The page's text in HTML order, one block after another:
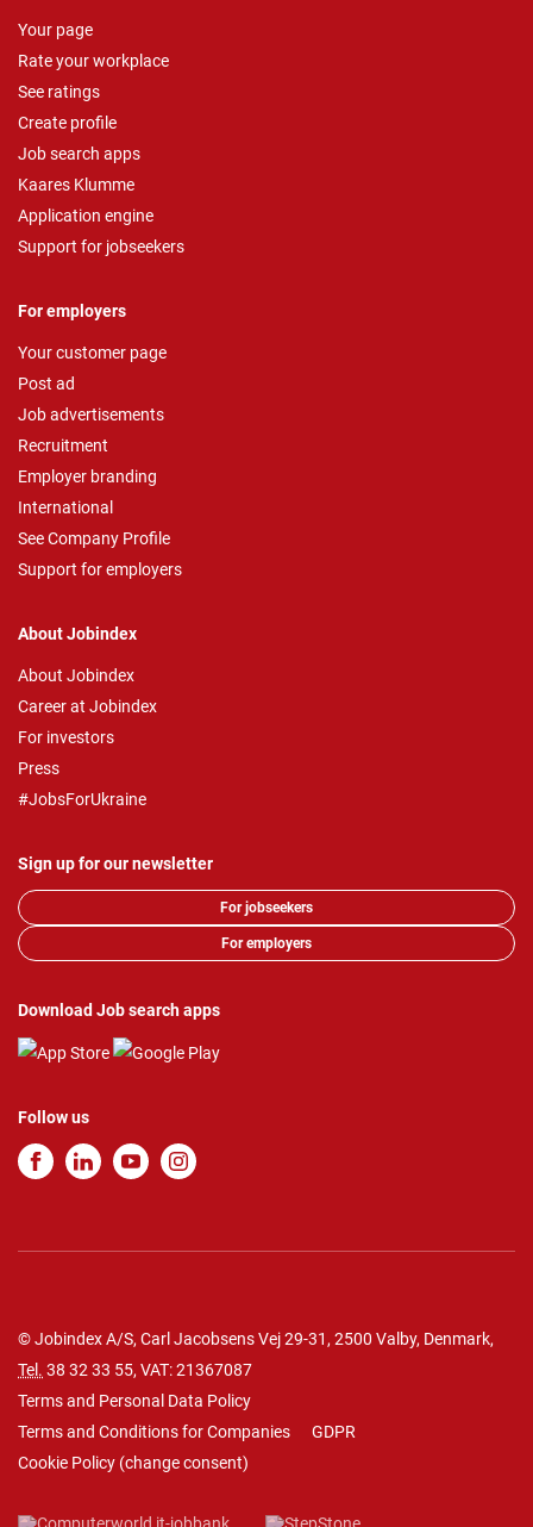
Your page
Rate your workplace
See ratings
Create profile
Job search apps
Kaares Klumme
Application engine
Support for jobseekers
For employers
Your customer page
Post ad
Job advertisements
Recruitment
Employer branding
International
See Company Profile
Support for employers
About Jobindex
About Jobindex
Career at Jobindex
For investors
Press
#JobsForUkraine
Sign up for our newsletter
For jobseekers
For employers
Download Job search apps
Follow us
© Jobindex A/S, Carl Jacobsens Vej 29-31, 2500 Valby, Denmark,
Tel. 38 32 33 55, VAT: 21367087
Terms and Personal Data Policy
Terms and Conditions for Companies
GDPR
Cookie Policy (change consent)